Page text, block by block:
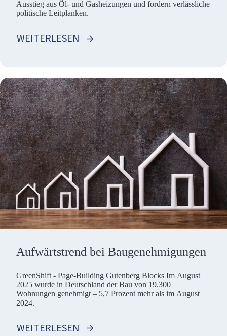
Ausstieg aus Öl- und Gasheizungen und fordern verlässliche
politische Leitplanken.
WEITERLESEN
Aufwärtstrend bei Baugenehmigungen
GreenShift - Page-Building Gutenberg Blocks Im August
2025 wurde in Deutschland der Bau von 19.300
Wohnungen genehmigt – 5,7 Prozent mehr als im August
2024.
WEITERLESEN